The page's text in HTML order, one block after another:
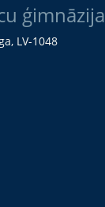
ģimnāzija
LV-1048